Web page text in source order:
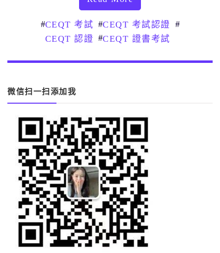
#CEQT 考試 #CEQT 考試認證 #
CEQT 認證 #CEQT 證書考試
微信扫一扫添加我